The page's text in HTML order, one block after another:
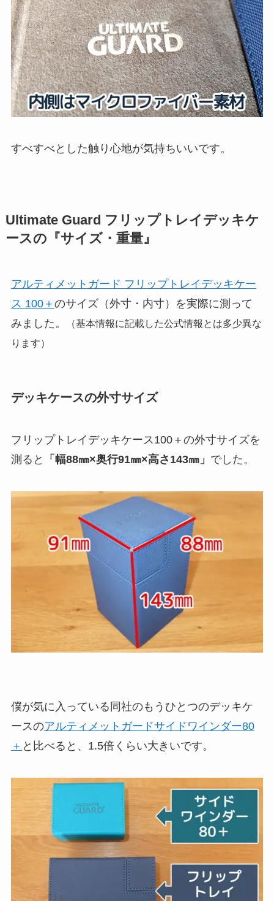
すべすべとした触り心地が気持ちいいです。
Ultimate Guard フリップトレイデッキケ
ースの『サイズ・重量』
アルティメットガード フリップトレイデッキケー
ス 100＋ のサイズ（外寸・内寸）を実際に測って
みました。
（基本情報に記載した公式情報とは多少異な
ります）
デッキケースの外寸サイズ
フリップトレイデッキケース100＋の外寸サイズを
測ると
「幅88㎜×奥行91㎜×高さ143㎜」 でした。
僕が気に入っている同社のもうひとつのデッキケ
ースのアルティメットガードサイドワインダー80
＋ と比べると、1.5倍くらい大きいです。